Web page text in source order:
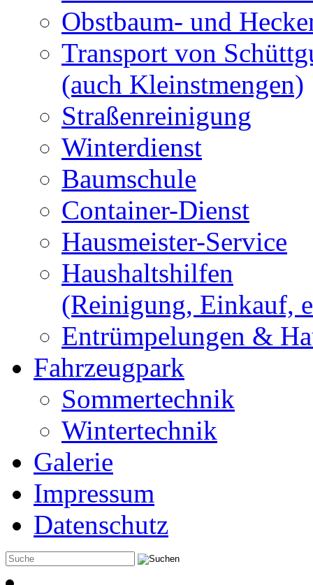
Obstbaum- und
Transport von
(auch Kleinstmengen)
Straßenreinigung
Winterdienst
Baumschule
Container-Dienst
Hausmeister-Service
Haushaltshilfen
(Reinigung, Einkauf,
Entrümpelungen &
Fahrzeugpark
Sommertechnik
Wintertechnik
Galerie
Impressum
Datenschutz